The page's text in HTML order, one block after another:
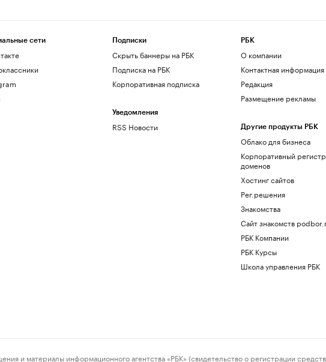
сети Подписки
Скрыть баннеры на РБК
Подписка на РБК
Корпоративная подписка
Уведомления
RSS Новости
РБК
О компании
Контактная информация
Редакция
Размещение рекламы
Другие продукты РБК
Облако для бизнеса
Корпоративный
доменов
Хостинг сайтов
Рег.решения
Знакомства
Сайт знакомств
РБК Компании
РБК Курсы
Школа управления РБК
информационного агентства «РБК» (свидетельство о регистрации